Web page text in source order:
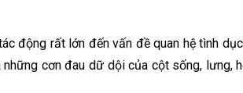
động rất lớn đến vấn đề quan hệ tình
cơn đau dữ dội của cột sống, lưng,